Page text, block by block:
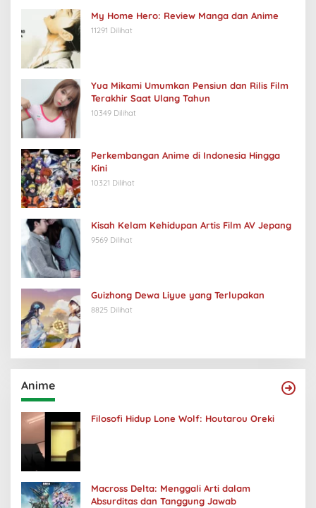
My Home Hero: Review Manga dan Anime
11291 Dilihat
Yua Mikami Umumkan Pensiun dan Rilis Film
Terakhir Saat Ulang Tahun
10349 Dilihat
Perkembangan Anime di Indonesia Hingga
Kini
10321 Dilihat
Kisah Kelam Kehidupan Artis Film AV Jepang
9569 Dilihat
Guizhong Dewa Liyue yang Terlupakan
8825 Dilihat
Anime
Filosofi Hidup Lone Wolf: Houtarou Oreki
Macross Delta: Menggali Arti dalam
Absurditas dan Tanggung Jawab